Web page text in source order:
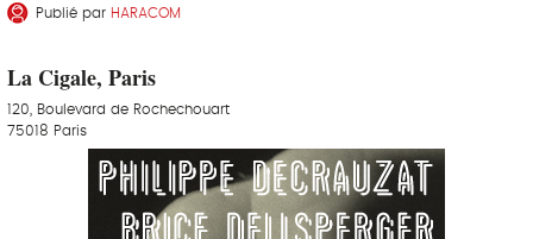
Publié par HARACOM
La Cigale, Paris
120, Boulevard de Rochechouart
75018 Paris